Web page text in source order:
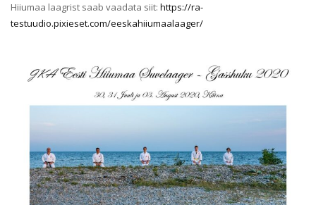
Hiiumaa laagrist saab vaadata siit: https://ra-
testuudio.pixieset.com/eeskahiiumaalaager/